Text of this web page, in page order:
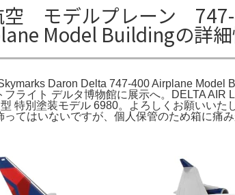
空 モデルプレーン 747-
Model Buildingの詳
Daron Delta 747-400 Airplane
フライト デルタ博物館に展示へ。DELTA
特別塗装モデル 6980。よろしくお願いい
ってはいないですが、個人保管のため箱に痛